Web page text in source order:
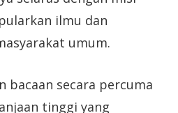
ilmu dan
umum.
bacaan secara percuma
tinggi yang